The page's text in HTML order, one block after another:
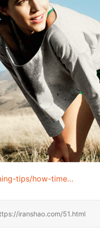
tips/how-time…
iranshao.com/51.html